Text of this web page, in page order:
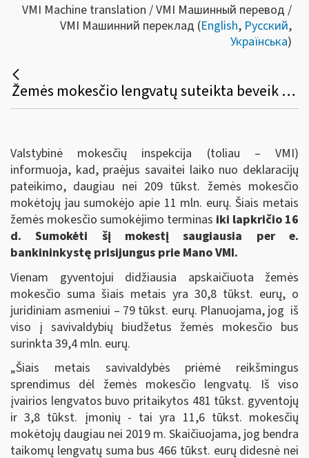
VMI Machine translation / VMI Машинный перевод /
VMI Машинний переклад (English, Русский,
Українська)
Žemės mokesčio lengvatų suteikta beveik už 9 mln. eurų
Valstybinė mokesčių inspekcija (toliau – VMI)
informuoja, kad, praėjus savaitei laiko nuo deklaracijų
pateikimo, daugiau nei 209 tūkst. žemės mokesčio
mokėtojų jau sumokėjo apie 11 mln. eurų. Šiais metais
žemės mokesčio sumokėjimo terminas iki lapkričio 16
d. Sumokėti šį mokestį saugiausia per e.
bankininkystę prisijungus prie Mano VMI.
Vienam gyventojui didžiausia apskaičiuota žemės
mokesčio suma šiais metais yra 30,8 tūkst. eurų, o
juridiniam asmeniui – 79 tūkst. eurų. Planuojama, jog iš
viso į savivaldybių biudžetus žemės mokesčio bus
surinkta 39,4 mln. eurų.
„Šiais metais savivaldybės priėmė reikšmingus
sprendimus dėl žemės mokesčio lengvatų. Iš viso
įvairios lengvatos buvo pritaikytos 481 tūkst. gyventojų
ir 3,8 tūkst. įmonių - tai yra 11,6 tūkst. mokesčių
mokėtojų daugiau nei 2019 m. Skaičiuojama, jog bendra
taikomų lengvatų suma bus 466 tūkst. eurų didesnė nei